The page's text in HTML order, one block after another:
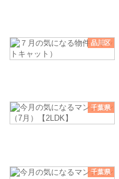
品川区
千葉県
千葉県